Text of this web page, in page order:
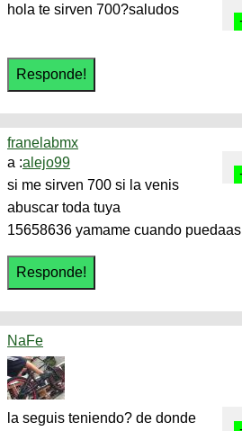
hola te sirven 700?saludos
franelabmx
a :alejo99
si me sirven 700 si la venis
abuscar toda tuya
15658636 yamame cuando puedaas
NaFe
la seguis teniendo? de donde